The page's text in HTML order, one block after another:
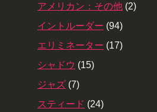
アメリカン：その他 (2)
イントルーダー (94)
エリミネーター (17)
シャドウ (15)
ジャズ (7)
スティード (24)